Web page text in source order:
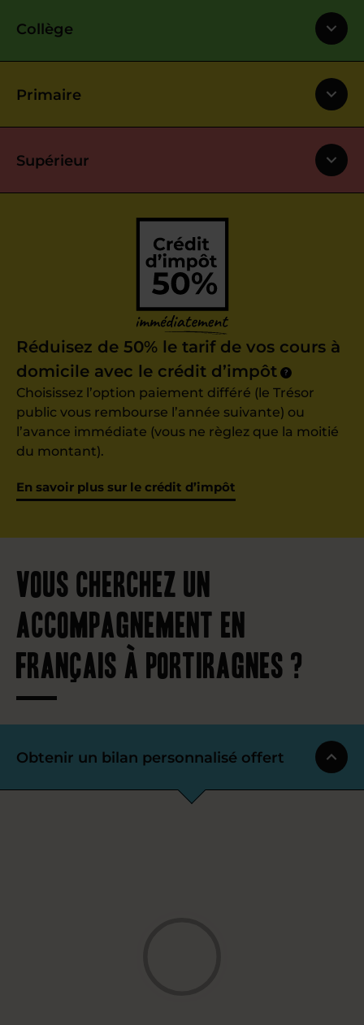
Collège
Primaire
Supérieur
Réduisez de 50% le tarif de vos cours à
domicile avec le crédit d’impôt
?
Choisissez l’option paiement différé (le Trésor
public vous rembourse l’année suivante) ou
l’avance immédiate (vous ne règlez que la moitié
du montant).
En savoir plus sur le crédit d’impôt
Vous cherchez un
accompagnement en
français à Portiragnes ?
Obtenir un bilan personnalisé offert